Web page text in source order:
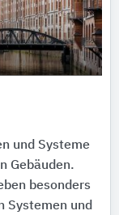
und Systeme
Gebäuden.
besonders
Systemen und